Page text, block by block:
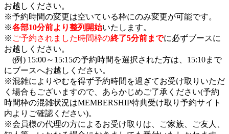
お越しください。
※予約時間の変更は空いている枠にのみ変更が可能です。
※各部10分前より整列開始いたします。
※ ご予約されました時間枠の終了5分前までに必ずブースに
お越しください。
(例) 15:00～15:15の予約時間を選択された方は、15:10まで
にブースへお越しください。
※混雑によりやむを得ず予約時間を過ぎてお受け取りいただ
く場合もございますので、あらかじめご了承ください(予約
時間枠の混雑状況はMEMBERSHIP特典受け取り予約サイト
内よりご確認ください)。
※会員様の代理の方によるお受け取りは、ご家族、ご友人、